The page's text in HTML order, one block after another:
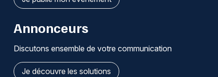
Annonceurs
Discutons ensemble de votre communication
Je découvre les solutions